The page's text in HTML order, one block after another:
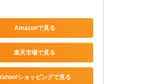
Amazonで見る
楽天市場で見る
ショッピングで見る